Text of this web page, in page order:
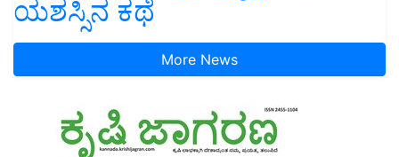
ಯಶಸ್ಸಿನ ಕಥೆ
More News